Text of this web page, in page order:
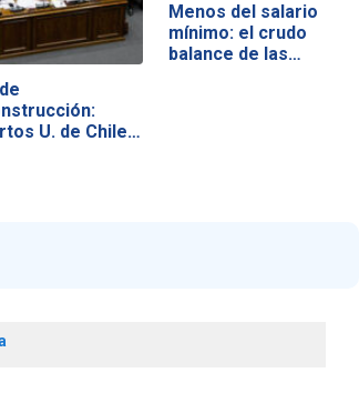
U. de Chile…
Menos del salario
mínimo: el crudo
balance de las…